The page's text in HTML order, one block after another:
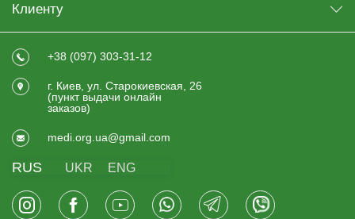
Клиенту
+38 (097) 303-31-12
г. Киев, ул. Старокиевская, 26
(пункт выдачи онлайн
заказов)
medi.org.ua@gmail.com
RUS UKR ENG